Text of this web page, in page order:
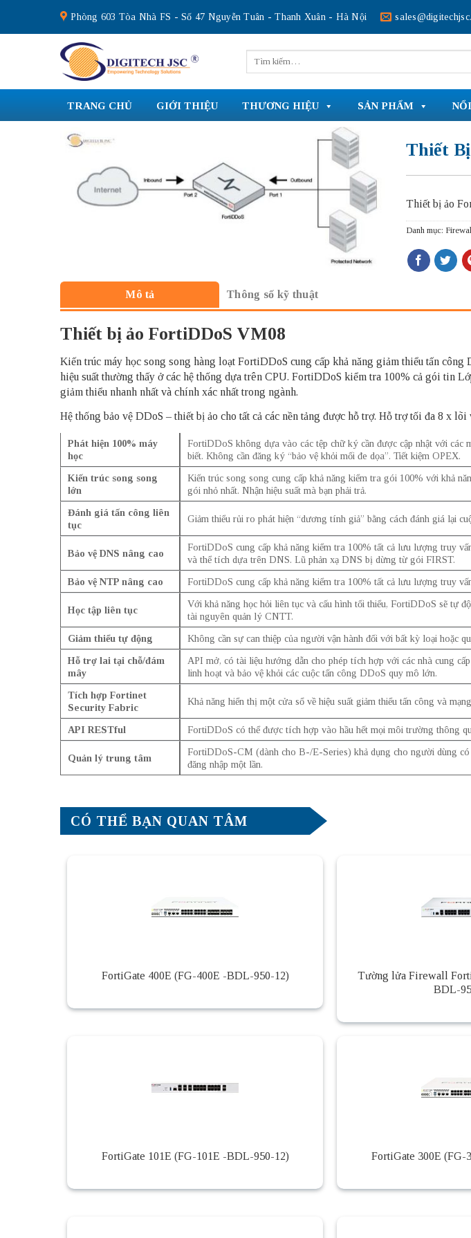
content
Phòng 603 Tòa Nhà FS - Số 47 Nguyễn Tuân - Thanh Xuân - Hà Nội
kiếm:
TRANG CHỦ GIỚI THIỆU THƯƠNG HIỆU SẢN PHẨM
Thiết
Thiết bị ảo
Danh mục:
Mô tả Thông số kỹ thuật
Thiết bị ảo FortiDDoS VM08
Kiến trúc máy học song song hàng loạt FortiDDoS cung cấp khả năng giảm thiểu tấn
hiệu suất thường thấy ở các hệ thống dựa trên CPU. FortiDDoS kiểm tra 100% cả gói tin
giảm thiểu nhanh nhất và chính xác nhất trong ngành.
Hệ thống bảo vệ DDoS – thiết bị ảo cho tất cả các nền tảng được hỗ trợ. Hỗ trợ tối đa 8 x
Phát hiện 100% máy
học
FortiDDoS không dựa vào các tệp chữ ký cần được cập nhật với các
biết. Không cần đăng ký “bảo vệ khỏi mối đe dọa”. Tiết kiệm OPEX.
Kiến trúc song song
lớn
Kiến trúc song song cung cấp khả năng kiểm tra gói 100% với khả
gói nhỏ nhất. Nhận hiệu suất mà bạn phải trả.
Đánh giá tấn công liên
tục
Giảm thiểu rủi ro phát hiện “dương tính giả” bằng cách đánh giá lại
Bảo vệ DNS nâng cao
FortiDDoS cung cấp khả năng kiểm tra 100% tất cả lưu lượng truy
và thể tích dựa trên DNS. Lũ phản xạ DNS bị dừng từ gói FIRST.
Bảo vệ NTP nâng cao
FortiDDoS cung cấp khả năng kiểm tra 100% tất cả lưu lượng truy
Học tập liên tục
Với khả năng học hỏi liên tục và cấu hình tối thiểu, FortiDDoS sẽ tự
tài nguyên quản lý CNTT.
Giảm thiểu tự động
Không cần sự can thiệp của người vận hành đối với bất kỳ loại hoặc
Hỗ trợ lai tại chỗ/đám
mây
API mở, có tài liệu hướng dẫn cho phép tích hợp với các nhà cung
linh hoạt và bảo vệ khỏi các cuộc tấn công DDoS quy mô lớn.
Tích hợp Fortinet
Security Fabric
Khả năng hiển thị một cửa sổ về hiệu suất giảm thiểu tấn công và
API RESTful FortiDDoS có thể được tích hợp vào hầu hết mọi môi trường thông
Quản lý trung tâm
FortiDDoS-CM (dành cho B-/E-Series) khả dụng cho người dùng
đăng nhập một lần.
CÓ THỂ BẠN QUAN TÂM
FortiGate 400E (FG-400E -BDL-950-12)
Tường lửa Firewall
BDL-
FortiGate 101E (FG-101E -BDL-950-12) FortiGate 300E